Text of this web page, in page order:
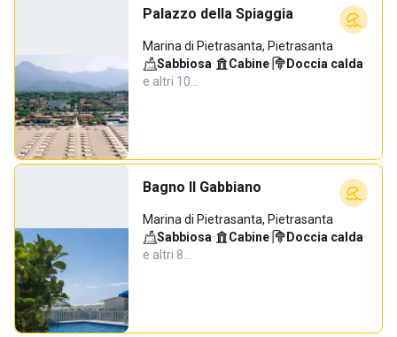
Palazzo della Spiaggia
Marina di Pietrasanta, Pietrasanta
Sabbiosa· Cabine· Doccia calda·
e altri 10…
Bagno Il Gabbiano
Marina di Pietrasanta, Pietrasanta
Sabbiosa· Cabine· Doccia calda·
e altri 8…